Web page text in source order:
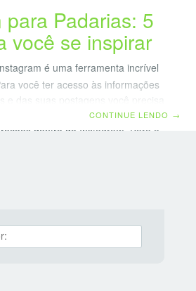
para Padarias: 5
você se inspirar
é uma ferramenta incrível
você ter acesso às informações
e das suas postagens você precisa
para um perfil comercial. Você
dentro do Instagram. Para o
CONTINUE LENDO →